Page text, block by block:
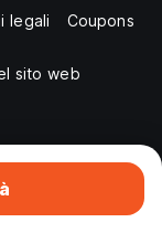
legali Coupons
sito web